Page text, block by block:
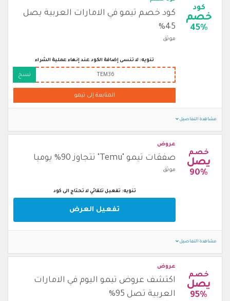
كود
خصم
45%
كود خصم تيمو في الامارات العربية يصل
45%
موثق
تنويه: لا تنسى إضافة الكود عند إنهاء عملية الشراء
TEM36 نسخ
المتابعة إلى تيمو
مشاهدة التفاصيل
خصم
يصل
90%
عروض
صفقات تيمو "Temu" تتجاوز 90% يوميا
موثق
تنويه: تفعيل تلقائي لا تحتاج الى كود
تفعيل العرض
مشاهدة التفاصيل
خصم
يصل
95%
عروض
اكتشف عروض تيمو اليوم في الامارات
العربية تصل 95%